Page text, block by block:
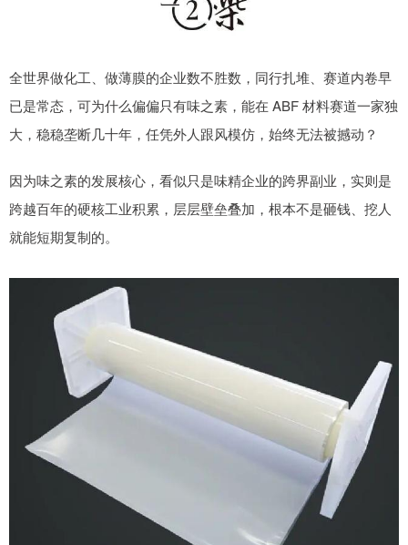
全世界做化工、做薄膜的企业数不胜数，同行扎堆、赛道内卷早
已是常态，可为什么偏偏只有味之素，能在 ABF 材料赛道一家独
大，稳稳垄断几十年，任凭外人跟风模仿，始终无法被撼动？
因为味之素的发展核心，看似只是味精企业的跨界副业，实则是
跨越百年的硬核工业积累，层层壁垒叠加，根本不是砸钱、挖人
就能短期复制的。